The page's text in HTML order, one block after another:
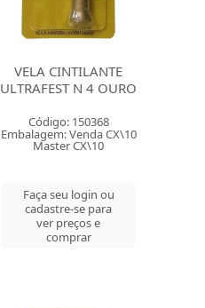
VELA CINTILANTE
ULTRAFEST N 4 OURO
Código: 150368
Embalagem: Venda CX\10
Master CX\10
Faça seu login ou
cadastre-se para
ver preços e
comprar